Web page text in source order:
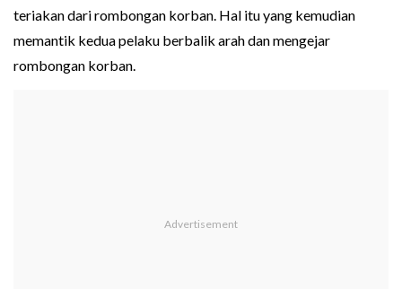
teriakan dari rombongan korban. Hal itu yang kemudian
memantik kedua pelaku berbalik arah dan mengejar
rombongan korban.